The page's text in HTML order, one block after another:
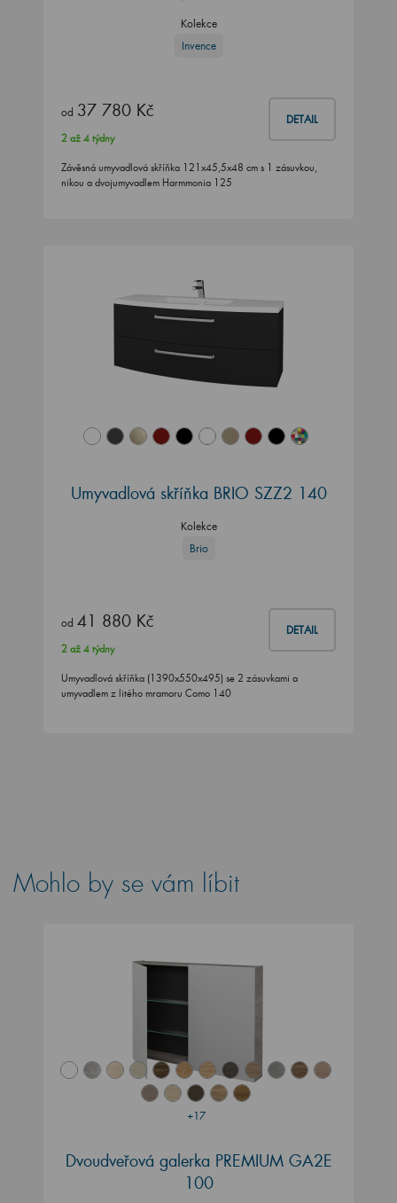
Kolekce
Invence
od 37 780 Kč DETAIL
2 až 4 týdny
Závěsná umyvadlová skříňka 121x45,5x48 cm s 1 zásuvkou,
nikou a dvojumyvadlem Harmmonia 125
Umyvadlová skříňka BRIO SZZ2 140
Kolekce
Brio
od 41 880 Kč DETAIL
2 až 4 týdny
Umyvadlová skříňka (1390x550x495) se 2 zásuvkami a
umyvadlem z litého mramoru Como 140
Mohlo by se vám líbit
+17
Dvoudveřová galerka PREMIUM GA2E
100